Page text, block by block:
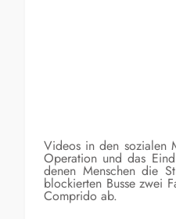
Videos in den sozialen
Operation und das
denen Menschen die
blockierten Busse zwei
Comprido ab.